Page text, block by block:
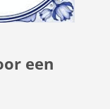
een